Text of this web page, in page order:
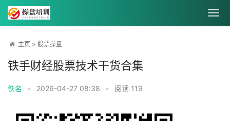
主页 > 股票操盘
铁手财经股票技术干货合集
佚名 • 2026-04-27 08:38 • 阅读 119